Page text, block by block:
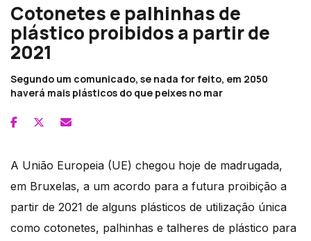
Cotonetes e palhinhas de
plástico proibidos a partir de
2021
Segundo um comunicado, se nada for feito, em 2050
haverá mais plásticos do que peixes no mar
A União Europeia (UE) chegou hoje de madrugada,
em Bruxelas, a um acordo para a futura proibição a
partir de 2021 de alguns plásticos de utilização única
como cotonetes, palhinhas e talheres de plástico para